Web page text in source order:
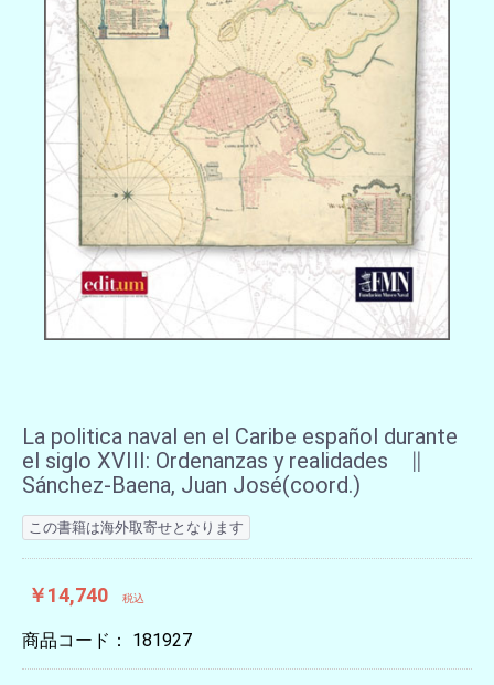
La politica naval en el Caribe español durante
el siglo XVIII: Ordenanzas y realidades ∥
Sánchez-Baena, Juan José(coord.)
この書籍は海外取寄せとなります
￥14,740 税込
商品コード： 181927